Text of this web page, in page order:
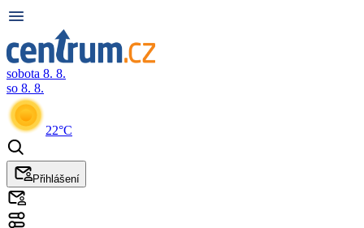
sobota 8. 8.
so 8. 8.
22°C
Přihlášení